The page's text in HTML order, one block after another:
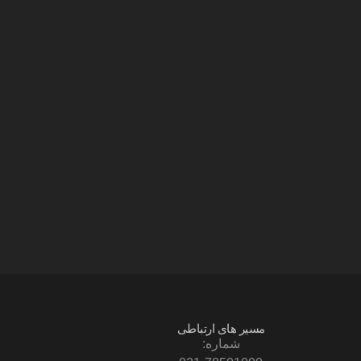
مسیر های ارتباطی
شماره: